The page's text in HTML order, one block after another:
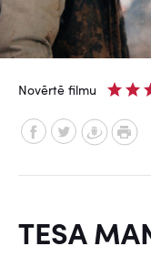
Novērtē filmu
TESA